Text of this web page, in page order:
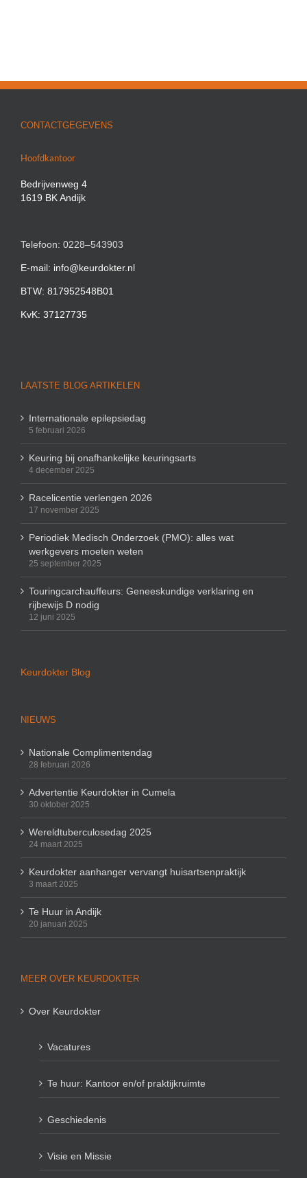
CONTACTGEGEVENS
Hoofdkantoor
Bedrijvenweg 4
1619 BK Andijk
Telefoon: 0228–543903
E-mail: info@keurdokter.nl
BTW: 817952548B01
KvK: 37127735
LAATSTE BLOG ARTIKELEN
Internationale epilepsiedag
5 februari 2026
Keuring bij onafhankelijke keuringsarts
4 december 2025
Racelicentie verlengen 2026
17 november 2025
Periodiek Medisch Onderzoek (PMO): alles wat
werkgevers moeten weten
25 september 2025
Touringcarchauffeurs: Geneeskundige verklaring en
rijbewijs D nodig
12 juni 2025
Keurdokter Blog
NIEUWS
Nationale Complimentendag
28 februari 2026
Advertentie Keurdokter in Cumela
30 oktober 2025
Wereldtuberculosedag 2025
24 maart 2025
Keurdokter aanhanger vervangt huisartsenpraktijk
3 maart 2025
Te Huur in Andijk
20 januari 2025
MEER OVER KEURDOKTER
Over Keurdokter
Vacatures
Te huur: Kantoor en/of praktijkruimte
Geschiedenis
Visie en Missie